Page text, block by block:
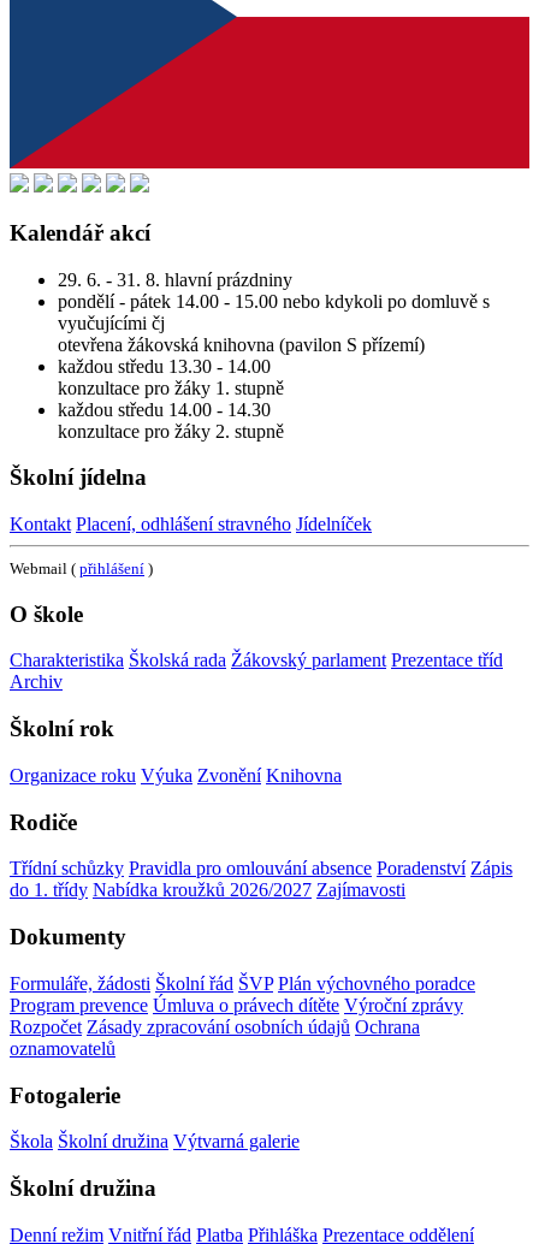
Kalendář akcí
29. 6. - 31. 8. hlavní prázdniny
pondělí - pátek 14.00 - 15.00 nebo kdykoli po domluvě s
vyučujícími čj
otevřena žákovská knihovna (pavilon S přízemí)
každou středu 13.30 - 14.00
konzultace pro žáky 1. stupně
každou středu 14.00 - 14.30
konzultace pro žáky 2. stupně
Školní jídelna
Kontakt Placení, odhlášení stravného Jídelníček
Webmail ( přihlášení )
O škole
Charakteristika Školská rada Žákovský parlament Prezentace tříd
Archiv
Školní rok
Organizace roku Výuka Zvonění Knihovna
Rodiče
Třídní schůzky Pravidla pro omlouvání absence Poradenství Zápis
do 1. třídy Nabídka kroužků 2026/2027 Zajímavosti
Dokumenty
Formuláře, žádosti Školní řád ŠVP Plán výchovného poradce
Program prevence Úmluva o právech dítěte Výroční zprávy
Rozpočet Zásady zpracování osobních údajů Ochrana
oznamovatelů
Fotogalerie
Škola Školní družina Výtvarná galerie
Školní družina
Denní režim Vnitřní řád Platba Přihláška Prezentace oddělení